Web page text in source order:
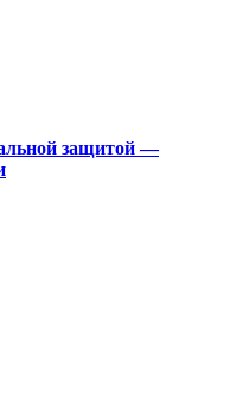
защитой —